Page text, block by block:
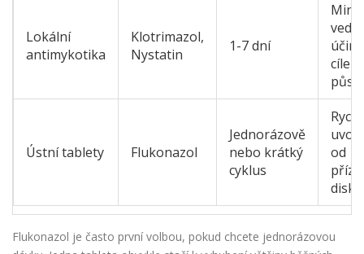
Lokální
antimykotika
Klotrimazol,
Nystatin
1-7 dní
Ústní tablety Flukonazol
Jednorázově
nebo krátký
cyklus
od
Flukonazol je často první volbou, pokud chcete jednorázovou